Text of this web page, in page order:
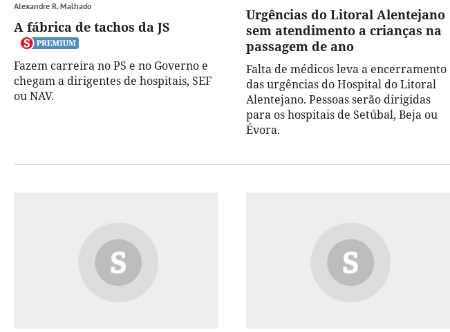
Alexandre R. Malhado
A fábrica de tachos da JS
Fazem carreira no PS e no Governo e
chegam a dirigentes de hospitais, SEF
ou NAV.
Urgências do Litoral Alentejano
sem atendimento a crianças na
passagem de ano
Falta de médicos leva a encerramento
das urgências do Hospital do Litoral
Alentejano. Pessoas serão dirigidas
para os hospitais de Setúbal, Beja ou
Évora.